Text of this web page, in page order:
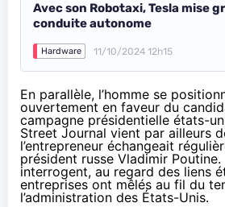
Avec son Robotaxi, Tesla mise
conduite autonome
Hardware 11/10/2024 12h15
En parallèle, l’homme se
ouvertement en faveur du
campagne présidentielle états-
Street Journal vient par ailleurs
l’entrepreneur échangeait
président russe Vladimir
interrogent, au regard des liens
entreprises ont mêlés au fil du
l’administration des États-Unis.